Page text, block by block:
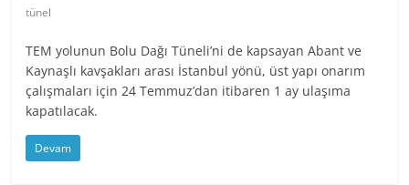
tünel
TEM yolunun Bolu Dağı Tüneli’ni de kapsayan Abant ve
Kaynaşlı kavşakları arası İstanbul yönü, üst yapı onarım
çalışmaları için 24 Temmuz’dan itibaren 1 ay ulaşıma
kapatılacak.
Devam